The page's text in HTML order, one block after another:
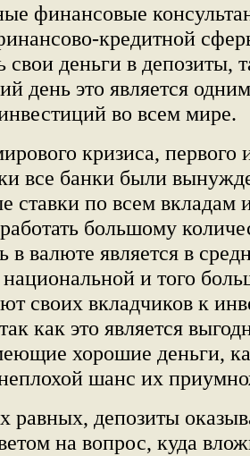
финансовые
кредитной
свои деньги в депозиты,
день это является
во всем мире.
кризиса, первого
все банки были
ставки по всем вкладам
большому
в валюте является в
национальной и того
своих вкладчиков к
как это является
хорошие деньги,
шанс их
равных, депозиты
на вопрос, куда